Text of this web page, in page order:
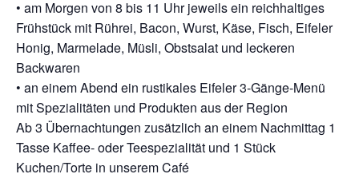
• am Morgen von 8 bis 11 Uhr jeweils ein reichhaltiges
Frühstück mit Rührei, Bacon, Wurst, Käse, Fisch, Eifeler
Honig, Marmelade, Müsli, Obstsalat und leckeren
Backwaren
• an einem Abend ein rustikales Eifeler 3-Gänge-Menü
mit Spezialitäten und Produkten aus der Region
Ab 3 Übernachtungen zusätzlich an einem Nachmittag 1
Tasse Kaffee- oder Teespezialität und 1 Stück
Kuchen/Torte in unserem Café